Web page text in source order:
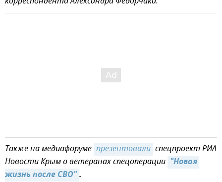
Также на медиафоруме презентовали спецпроект РИА
Новости Крым о ветеранах спецоперации "Новая
жизнь после СВО".